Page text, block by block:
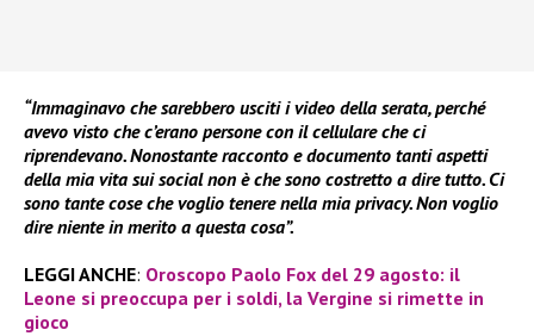
“Immaginavo che sarebbero usciti i video della serata, perché
avevo visto che c’erano persone con il cellulare che ci
riprendevano. Nonostante racconto e documento tanti aspetti
della mia vita sui social non è che sono costretto a dire tutto. Ci
sono tante cose che voglio tenere nella mia privacy. Non voglio
dire niente in merito a questa cosa”.
LEGGI ANCHE: Oroscopo Paolo Fox del 29 agosto: il
Leone si preoccupa per i soldi, la Vergine si rimette in
gioco